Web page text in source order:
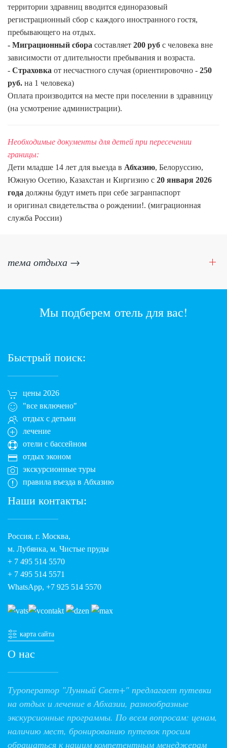
территории здравниц вводится единоразовый
регистрационный сбор с каждого иностранного гостя,
пребывающего на отдых.
- Миграционный сбора составляет 200 руб с человека вне
зависимости от длительности пребывания и возраста.
- Страховка от несчастного случая (ориентировочно - 250
руб. на 1 человека)
Оплата производится на месте при поселении в здравницу
(на усмотрение администрации).
Необходимые документы для детей при пересечении
границы:
Дети младше 14 лет для выезда в Абхазию, Белоруссию,
Южную Осетию, Казахстан и Киргизию с 20 января 2026
года должны будут иметь при себе загранпаспорт
и оригинал свидетельства о рождении!. (миграционная
служба России)
тема отдыха →
Мы подберем отель для вас!
Быстрый поиск:
цены 2026
"все включено"
отдых с детьми
лечение
отели с бассейном
отдых эконом
экскурсионные туры
правила въезда в Абхазию
Наши контакты:
Россия, г. Москва,
м. Лубянка, м. Чистые пруды
+ 7 495 514 5570
+ 7 495 514 5571
WhatsApp, +7 925 514 5570
карта сайта
О нас
Туроператор "Лунный Свет+" предлагает путевки
на отдых и лечение в Абхазии, разнообразные
экскурсионные программы. По всем вопросам: ценам,
наличию мест, бронированию путевок просим
обращаться к нашим компетентным менеджерам